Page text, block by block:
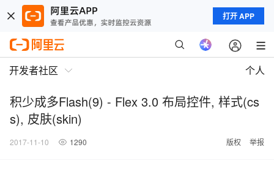
打开 APP
开发者社区 个人
积少成多Flash(9) - Flex 3.0 布局控件, 样式(cs
s), 皮肤(skin)
2017-11-10 1290 版权 举报